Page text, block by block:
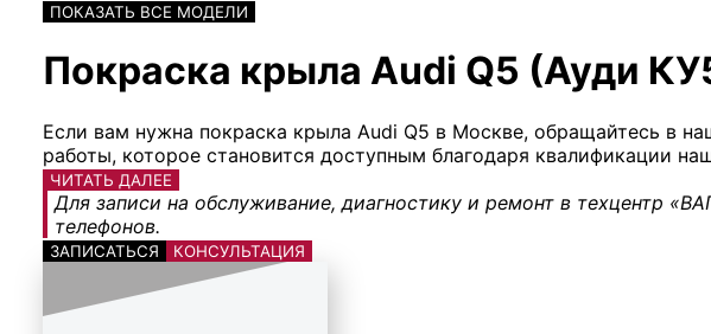
ПОКАЗАТЬ ВСЕ МОДЕЛИ
Покраска крыла Audi Q5 (Ауди
Если вам нужна покраска крыла Audi Q5 в Москве, обращайтесь в
работы, которое становится доступным благодаря квалификации
ЧИТАТЬ ДАЛЕЕ
Для записи на обслуживание, диагностику и ремонт в техцентр
телефонов.
ЗАПИСАТЬСЯ КОНСУЛЬТАЦИЯ